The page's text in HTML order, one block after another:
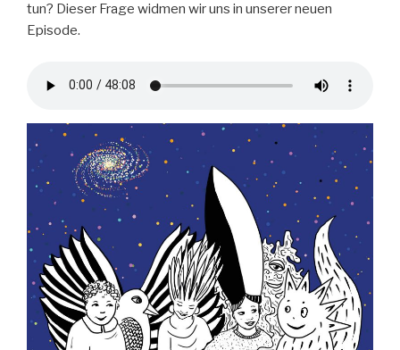
tun? Dieser Frage widmen wir uns in unserer neuen
Episode.